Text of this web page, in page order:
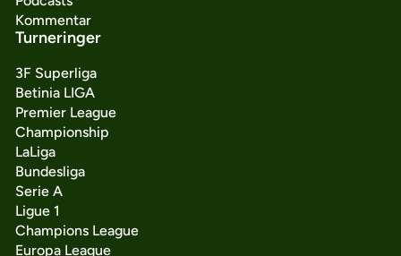
Kommentar
Turneringer
3F Superliga
Betinia LIGA
Premier League
Championship
LaLiga
Bundesliga
Serie A
Ligue 1
Champions League
Europa League